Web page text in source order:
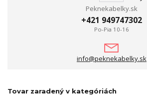
Peknekabelky.sk
+421 949747302
Po-Pia 10-16
info@peknekabelky.sk
Tovar zaradený v kategóriách